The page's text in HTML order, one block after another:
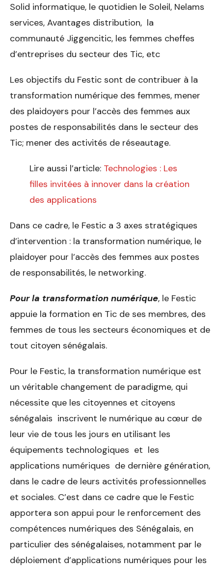
Solid informatique, le quotidien le Soleil, Nelams
services, Avantages distribution, la
communauté Jiggencitic, les femmes cheffes
d’entreprises du secteur des Tic, etc
Les objectifs du Festic sont de contribuer à la
transformation numérique des femmes, mener
des plaidoyers pour l’accès des femmes aux
postes de responsabilités dans le secteur des
Tic; mener des activités de réseautage.
Lire aussi l’article: Technologies : Les
filles invitées à innover dans la création
des applications
Dans ce cadre, le Festic a 3 axes stratégiques
d’intervention : la transformation numérique, le
plaidoyer pour l’accès des femmes aux postes
de responsabilités, le networking.
Pour la transformation numérique, le Festic
appuie la formation en Tic de ses membres, des
femmes de tous les secteurs économiques et de
tout citoyen sénégalais.
Pour le Festic, la transformation numérique est
un véritable changement de paradigme, qui
nécessite que les citoyennes et citoyens
sénégalais inscrivent le numérique au cœur de
leur vie de tous les jours en utilisant les
équipements technologiques et les
applications numériques de dernière génération,
dans le cadre de leurs activités professionnelles
et sociales. C’est dans ce cadre que le Festic
apportera son appui pour le renforcement des
compétences numériques des Sénégalais, en
particulier des sénégalaises, notamment par le
déploiement d’applications numériques pour les